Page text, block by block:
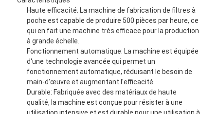
Filtre à manches de Hepa
Haute efficacité: La machine de fabrication de filtres à
poche est capable de produire 500 pièces par heure, ce
qui en fait une machine très efficace pour la production
à grande échelle.
Fonctionnement automatique: La machine est équipée
d'une technologie avancée qui permet un
fonctionnement automatique, réduisant le besoin de
main-d'œuvre et augmentant l'efficacité.
Durable: Fabriquée avec des matériaux de haute
qualité, la machine est conçue pour résister à une